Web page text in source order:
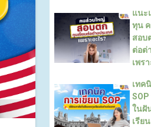
แนะ
ทุน
สอบ
ต่อต่
เพร
เทค
ในฝั
เรีย